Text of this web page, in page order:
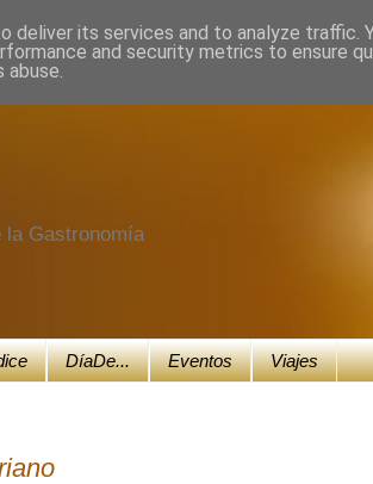
la Gastronomía
DíaDe... Eventos Viajes
deliver its services and to analyze traffic.
and security metrics to ensure